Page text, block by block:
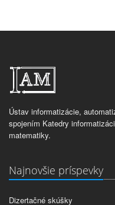
Ústav informatizácie,
spojením Katedry
matematiky.
Najnovšie príspevky
Dizertačné skúšky